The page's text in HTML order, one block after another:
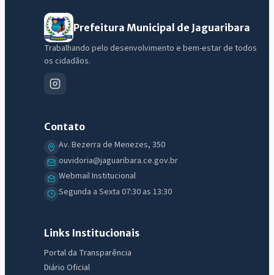
Prefeitura Municipal de Jaguaribara
Trabalhando pelo desenvolvimento e bem-estar de todos
os cidadãos.
Contato
Av. Bezerra de Menezes, 350
ouvidoria@jaguaribara.ce.gov.br
Webmail Institucional
Segunda a Sexta 07:30 as 13:30
Links Institucionais
Portal da Transparência
Diário Oficial
IntGest AI
Olá. Pergunte sobre serviços, notícias, legislação, Diário Oficial,
licitações, estrutura ou transparência do município.